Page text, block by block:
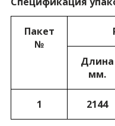
Пакет
№
Длина
мм.
1 2144